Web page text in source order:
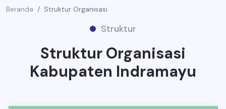
Beranda Struktur Organisasi
Struktur
Struktur Organisasi
Kabupaten Indramayu